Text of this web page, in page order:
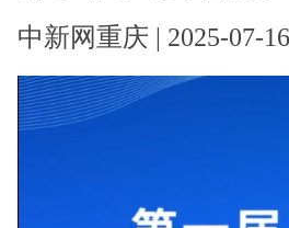
中新网重庆 | 2025-07-